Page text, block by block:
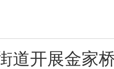
道开展金家